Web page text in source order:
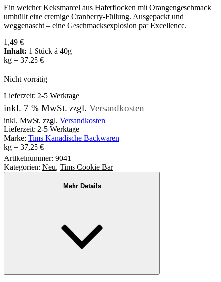
Ein weicher Keksmantel aus Haferflocken mit Orangengeschmack
umhüllt eine cremige Cranberry-Füllung. Ausgepackt und
weggenascht – eine Geschmacksexplosion par Excellence.
1,49 €
Inhalt: 1 Stück á 40g
kg = 37,25 €
Nicht vorrätig
Lieferzeit: 2-5 Werktage
inkl. 7 % MwSt. zzgl. Versandkosten
inkl. MwSt. zzgl. Versandkosten
Lieferzeit: 2-5 Werktage
Marke: Tims Kanadische Backwaren
kg = 37,25 €
Artikelnummer: 9041
Kategorien: Neu, Tims Cookie Bar
Mehr Details